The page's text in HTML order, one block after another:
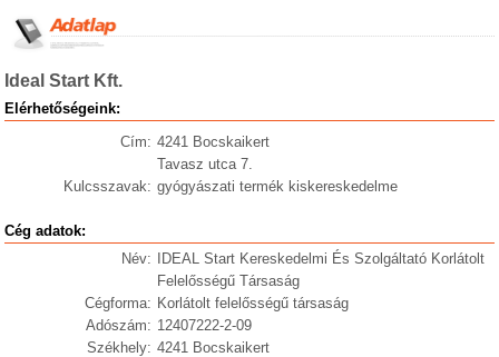
Ideal Start Kft.
Elérhetőségeink:
Cím: 4241 Bocskaikert
Tavasz utca 7.
Kulcsszavak: gyógyászati termék kiskereskedelme
Cég adatok:
Név:
IDEAL Start Kereskedelmi És Szolgáltató Korlátolt
Felelősségű Társaság
Cégforma: Korlátolt felelősségű társaság
Adószám: 12407222-2-09
Székhely: 4241 Bocskaikert